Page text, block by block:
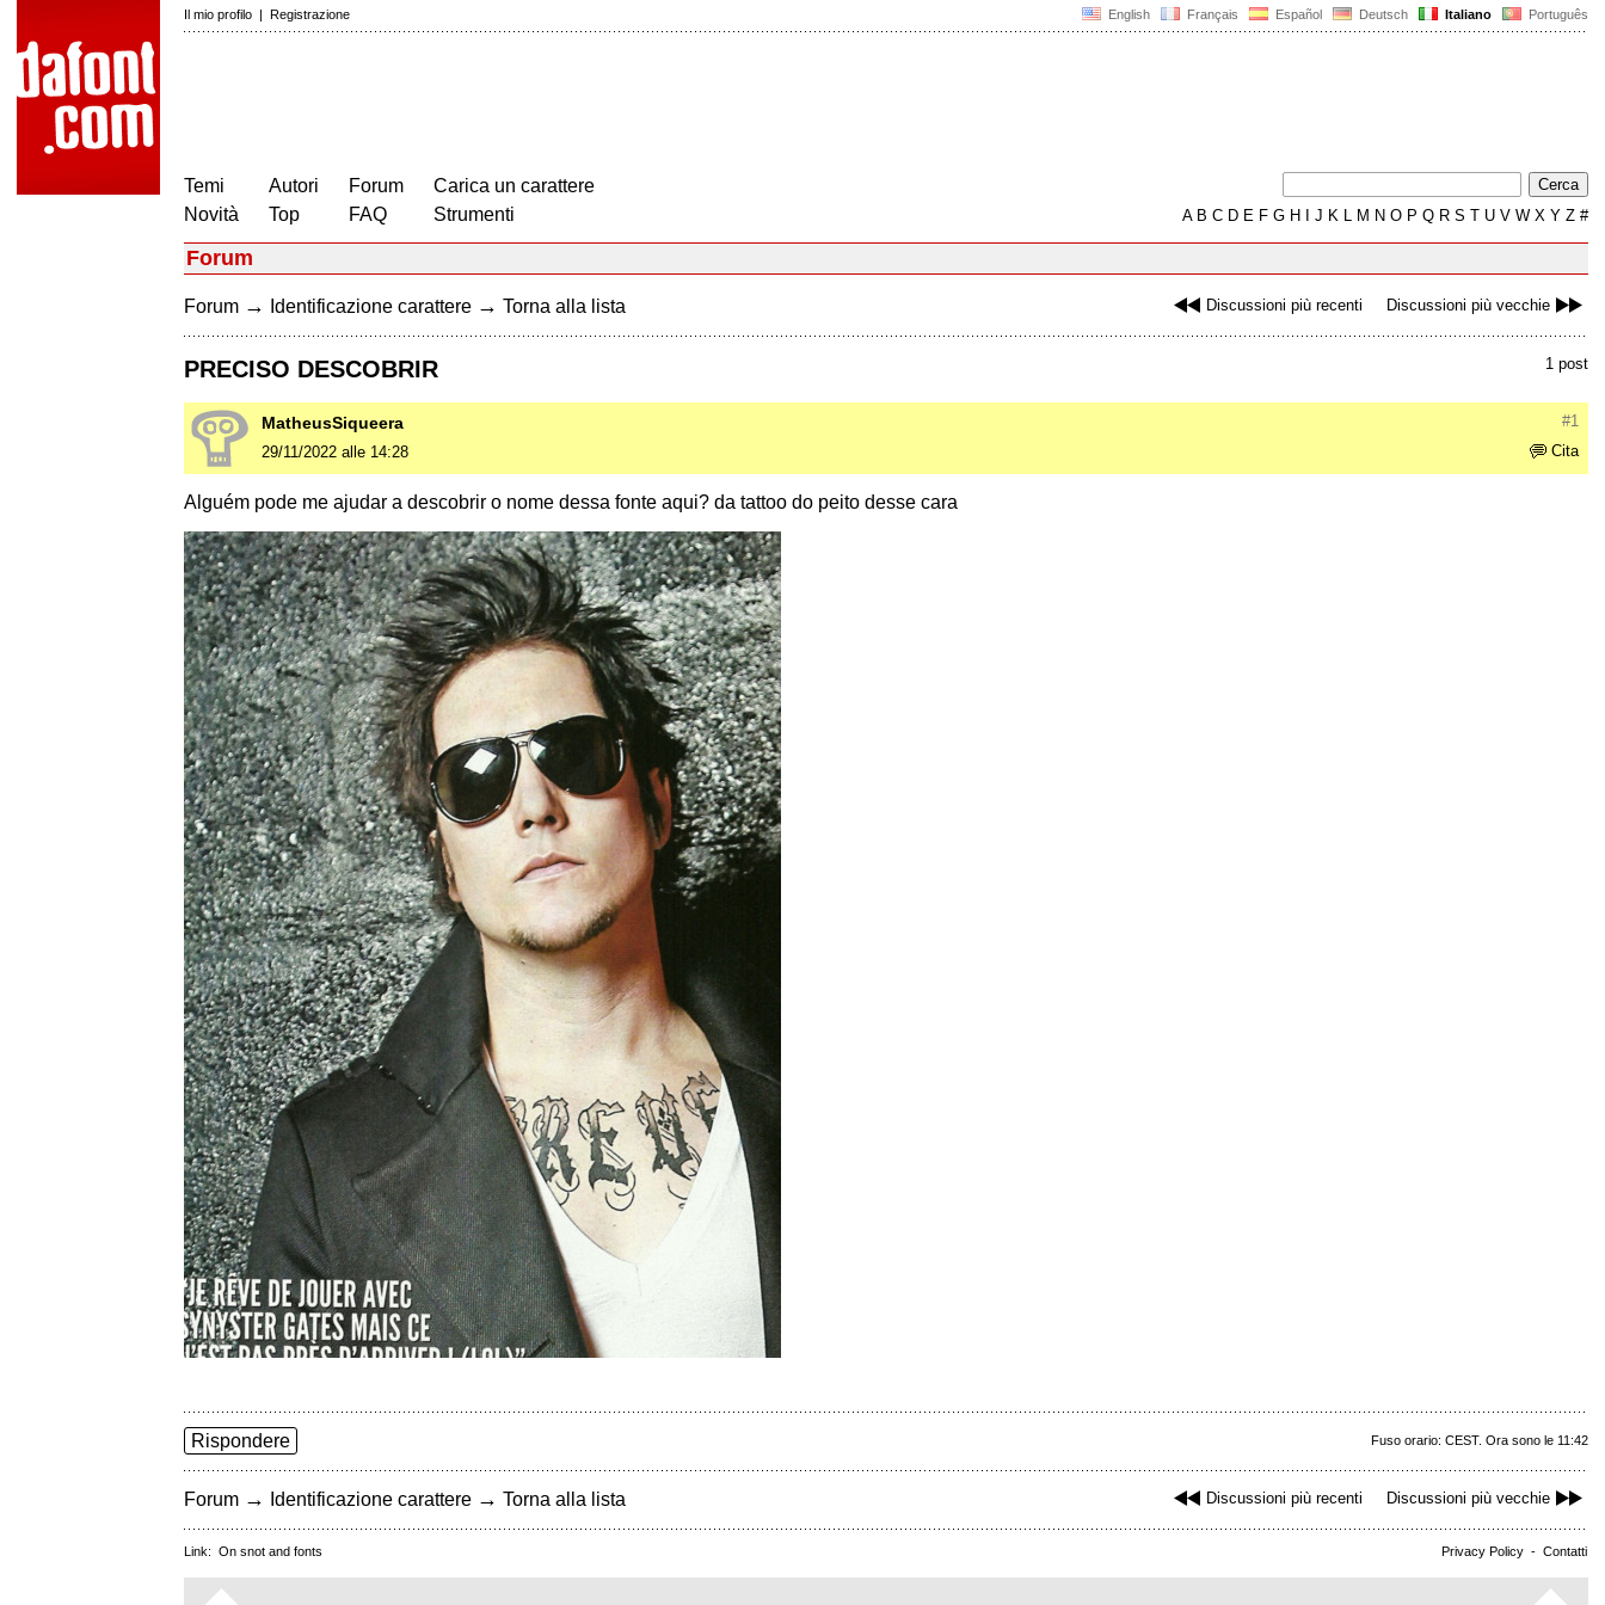
English Français Español Deutsch Italiano Português
Il mio profilo | Registrazione
Temi
Novità
Autori
Top
Forum
FAQ
Carica un carattere
Strumenti
AB C D E F G H J K L M N O P Q R S T U V W X Y Z #
Forum
Discussioni più recenti Discussioni più vecchie
Forum → Identificazione carattere → Torna alla lista
1 post
PRECISO DESCOBRIR
#1
MatheusSiqueera
Cita
29/11/2022 alle 14:28
Alguém pode me ajudar a descobrir o nome dessa fonte aqui? da tattoo do peito desse cara
Fuso orario: CEST. Ora sono le 11:42
Rispondere
Discussioni più recenti Discussioni più vecchie
Forum → Identificazione carattere → Torna alla lista
Privacy Policy - Contatti
Link: On snot and fonts